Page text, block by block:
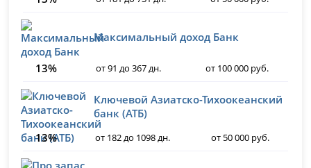
Максимальный доход Банк
13% от 91 до 367 дн. от 100 000 руб.
Ключевой Азиатско-Тихоокеанский
банк (АТБ)
13%
от 182 до 1098 дн. от 50 000 руб.